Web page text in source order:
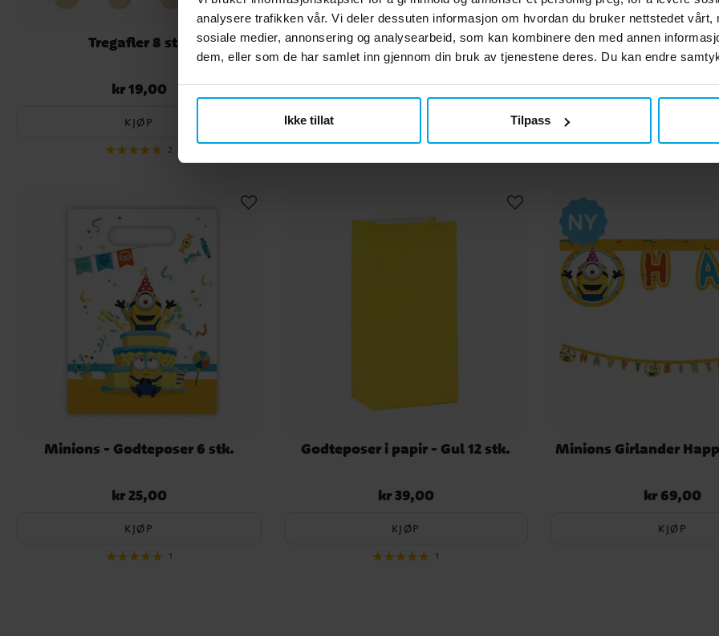
analysere trafikken vår. Vi deler dessuten informasjon om hvordan du bruker nettstedet vårt,
sosiale medier, annonsering og analysearbeid, som kan kombinere den med annen
dem, eller som de har samlet inn gjennom din bruk av tjenestene deres. Du kan endre
Ikke tillat Tilpass
Tregafler 8 stk.
Pris :kr 19,00
kr 19,00
KJØP
2
Isbeger Gule 8 stk.
Pris:kr 55,00
kr 55,00
Beger Lyseblå 8
Pris:kr 55,00
kr 55,00
Minions - Godteposer 6 stk.
Pris :kr 25,00
kr 25,00
KJØP
1
Godteposer i papir - Gul 12 stk.
Pris :kr 39,00
kr 39,00
KJØP
1
Minions Girlander
Pris :kr 69,00
kr 69,00
KJØP